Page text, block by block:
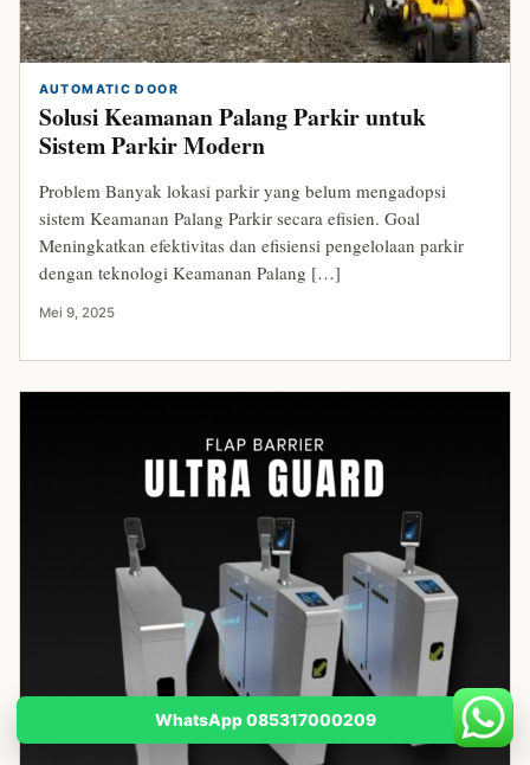
AUTOMATIC DOOR
Solusi Keamanan Palang Parkir untuk
Sistem Parkir Modern
Problem Banyak lokasi parkir yang belum mengadopsi
sistem Keamanan Palang Parkir secara efisien. Goal
Meningkatkan efektivitas dan efisiensi pengelolaan parkir
dengan teknologi Keamanan Palang […]
Mei 9, 2025
WhatsApp 085317000209